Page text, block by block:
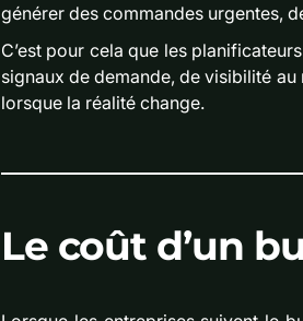
générer des commandes urgentes,
C’est pour cela que les
signaux de demande, de visibilité
lorsque la réalité change.
Le coût d’un